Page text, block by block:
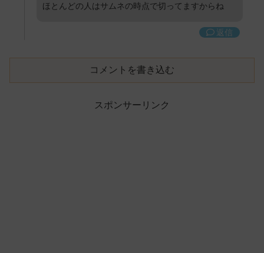
ほとんどの人はサムネの時点で切ってますからね
返信
コメントを書き込む
スポンサーリンク